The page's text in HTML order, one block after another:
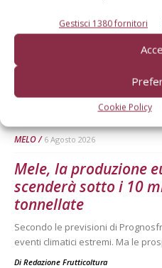
Gestisci 1380 fornitori
Cookie Policy
Dalla stessa categoria
MELO 6 Agosto 2026
Mele, la produzione
scenderà sotto i 10
tonnellate
Secondo le previsioni di
eventi climatici estremi. Ma le
Di Redazione Frutticoltura